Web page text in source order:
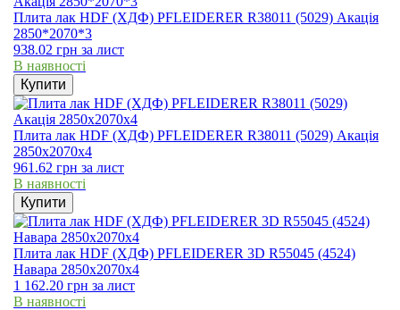
Плита лак HDF (ХДФ) PFLEIDERER R38011 (5029) Акація
2850*2070*3
938.02 грн за лист
В наявності
Купити
Плита лак HDF (ХДФ) PFLEIDERER R38011 (5029) Акація
2850х2070х4
961.62 грн за лист
В наявності
Купити
Плита лак HDF (ХДФ) PFLEIDERER 3D R55045 (4524)
Навара 2850х2070х4
1 162.20 грн за лист
В наявності